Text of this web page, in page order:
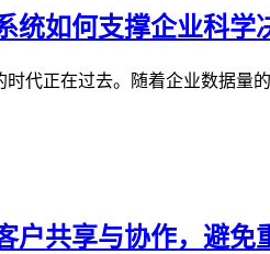
统如何支撑企业科学
代正在过去。随着企业数据量
户共享与协作，避免